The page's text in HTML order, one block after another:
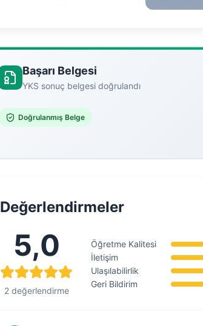
Başarı Belgesi
YKS sonuç belgesi doğrulandı
Doğrulanmış Belge
Değerlendirmeler
5,0
2 değerlendirme
Öğretme Kalitesi
İletişim
Ulaşılabilirlik
Geri Bildirim